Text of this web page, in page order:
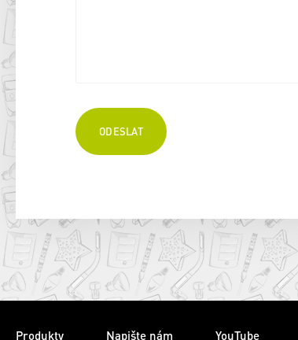
Produkty Napište nám YouTube